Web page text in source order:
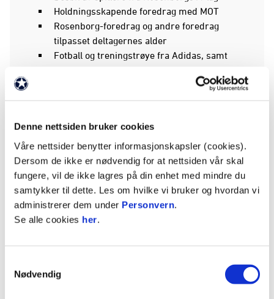
Denne nettsiden bruker cookies
Våre nettsider benytter informasjonskapsler (cookies).
Dersom de ikke er nødvendig for at nettsiden vår skal
fungere, vil de ikke lagres på din enhet med mindre du
samtykker til dette. Les om hvilke vi bruker og hvordan vi
administrerer dem under Personvern.
Se alle cookies her.
Nødvendig
Holdningsskapende foredrag med MOT
Rosenborg-foredrag og andre foredrag
tilpasset deltagernes alder
Fotball og treningstrøye fra Adidas, samt
Mulighet til å vinne MOT-prisen og en billett
til MOT-kampen
Rabattilbud i Rosenborg Shop
Trøndelag
Vi arrangerer flere fotballskoler i samarbeid med
lokale klubber i Trøndelag. Rosenborg er ansvarlig
for det sportslige innholdet, mens de lokale
klubbene er ansvarlige for arrangementet.
også borte fra Lerkendal!
5.-7.juni